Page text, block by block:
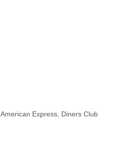
American Express Diners Club